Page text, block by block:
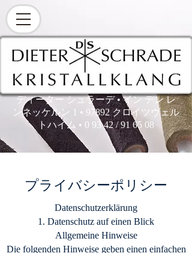
ディーター シュラーデ • イン デン レ
ンネッケルン 1 • 97892 クロイツヴェル
トハイム • 0 93 42 / 91 65 08
プライバシーポリシー
Datenschutzerklärung
1. Datenschutz auf einen Blick
Allgemeine Hinweise
Die folgenden Hinweise geben einen einfachen